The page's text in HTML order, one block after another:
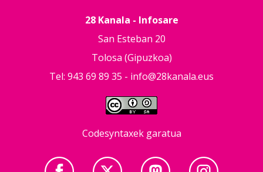
28 Kanala - Infosare
San Esteban 20
Tolosa (Gipuzkoa)
Tel: 943 69 89 35 - info@28kanala.eus
Codesyntaxek garatua